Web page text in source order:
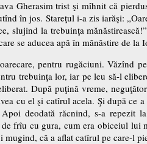
Gherasim trist şi mîhnit că
în jos. Stareţul i-a zis iarăşi:
slujind la trebuinţa
se aducea apă în mănăstire de la
pentru rugăciuni. Văzînd
trebuinţa lor, iar pe leu să-l
După puţină vreme,
cu el şi catîrul acela. Şi după
deodată răcnind, s-a
frîu cu gura, cum era obiceiul lui
că a aflat catîrul pe care-l